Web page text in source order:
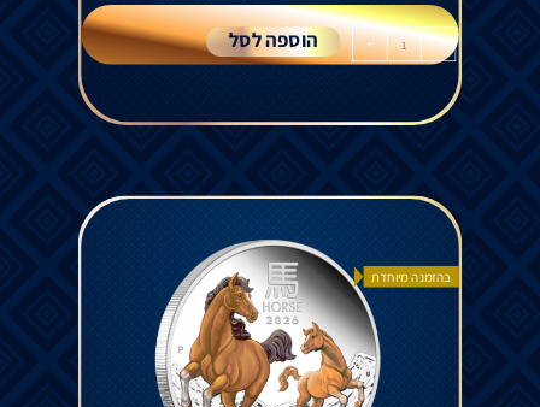
-
+ הוספה לסל
בהזמנה מיוחדת